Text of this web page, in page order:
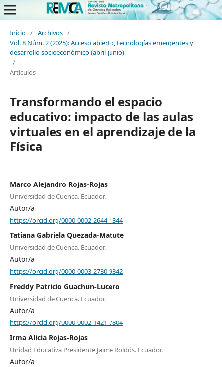
Inicio / Archivos /
Vol. 8 Núm. 2 (2025): Acceso abierto, tecnologías emergentes y
desarrollo socioeconómico (abril-junio)
/
Artículos
Transformando el espacio
educativo: impacto de las aulas
virtuales en el aprendizaje de la
Física
Marco Alejandro Rojas-Rojas
Universidad de Cuenca. Ecuador.
Autor/a
https://orcid.org/0000-0002-2644-1344
Tatiana Gabriela Quezada-Matute
Universidad de Cuenca. Ecuador.
Autor/a
https://orcid.org/0000-0003-2730-9342
Freddy Patricio Guachun-Lucero
Universidad de Cuenca. Ecuador.
Autor/a
https://orcid.org/0000-0002-1421-7804
Irma Alicia Rojas-Rojas
Unidad Educativa Presidente Jaime Roldós. Ecuador.
Autor/a